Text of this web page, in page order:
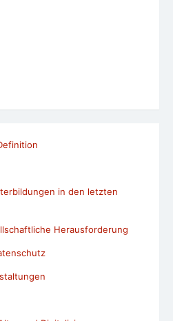
in den letzten
Herausforderung